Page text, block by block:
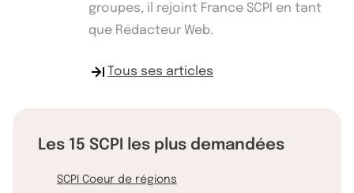
groupes, il rejoint France SCPI en tant
que Rédacteur Web.
Tous ses articles
Les 15 SCPI les plus demandées
SCPI Coeur de régions